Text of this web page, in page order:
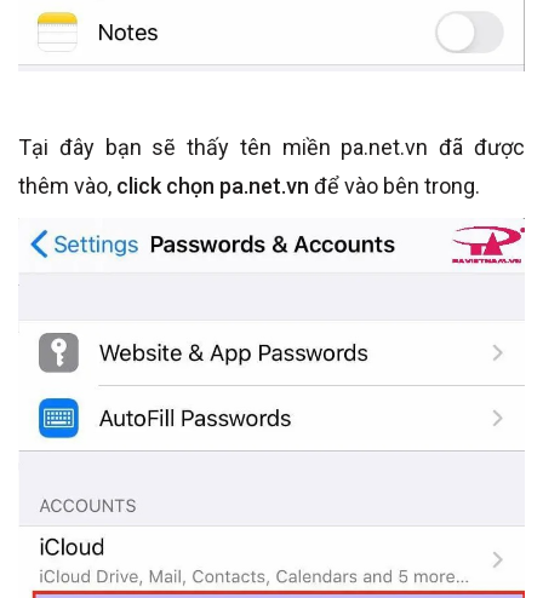
Tại đây bạn sẽ thấy tên miền pa.net.vn đã được
thêm vào, click chọn pa.net.vn để vào bên trong.